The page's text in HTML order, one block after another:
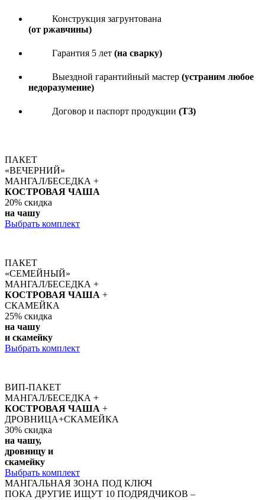
Конструкция загрунтована
(от ржавчины)
Гарантия 5 лет (на сварку)
Выездной гарантийный мастер (устраним любое
недоразумение)
Договор и паспорт продукции (ТЗ)
ПАКЕТ
«ВЕЧЕРНИЙ»
МАНГАЛ/БЕСЕДКА +
КОСТРОВАЯ ЧАША
20% скидка
на чашу
Выбрать комплект
ПАКЕТ
«СЕМЕЙНЫЙ»
МАНГАЛ/БЕСЕДКА +
КОСТРОВАЯ ЧАША +
СКАМЕЙКА
25% скидка
на чашу
и скамейку
Выбрать комплект
ВИП-ПАКЕТ
МАНГАЛ/БЕСЕДКА +
КОСТРОВАЯ ЧАША +
ДРОВНИЦА+СКАМЕЙКА
30% скидка
на чашу,
дровницу и
скамейку
Выбрать комплект
МАНГАЛЬНАЯ ЗОНА ПОД КЛЮЧ
ПОКА ДРУГИЕ ИЩУТ 10 ПОДРЯДЧИКОВ –